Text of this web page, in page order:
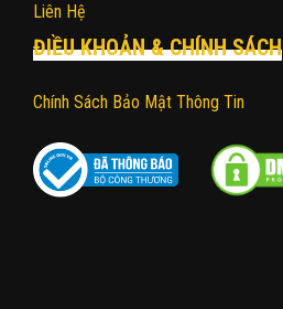
Liên Hệ
ĐIỀU KHOẢN & CHÍNH SÁCH
Chính Sách Bảo Mật Thông Tin